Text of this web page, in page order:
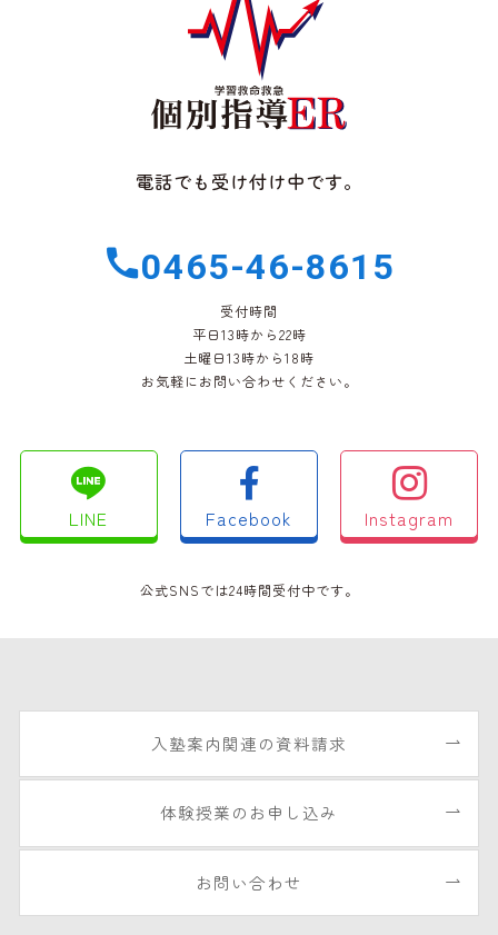
電話でも受け付け中です。
0465-46-8615
受付時間
平日13時から22時
土曜日13時から18時
お気軽にお問い合わせください。
LINE Facebook Instagram
公式SNSでは24時間受付中です。
入塾案内関連の資料請求
体験授業のお申し込み
お問い合わせ